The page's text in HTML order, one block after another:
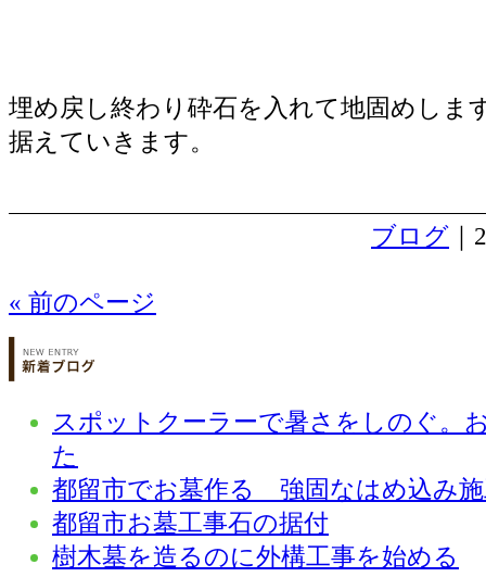
埋め戻し終わり砕石を入れて地固めしま
据えていきます。
ブログ
« 前のページ
スポットクーラーで暑さをしのぐ。
た
都留市でお墓作る 強固なはめ込み
都留市お墓工事石の据付
樹木墓を造るのに外構工事を始める